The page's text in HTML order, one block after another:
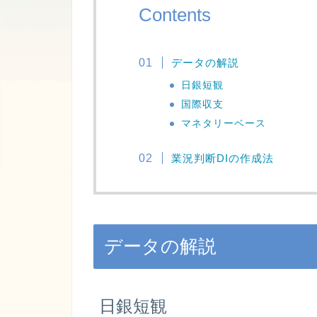
Contents
データの解説
日銀短観
国際収支
マネタリーベース
業況判断DIの作成法
データの解説
日銀短観